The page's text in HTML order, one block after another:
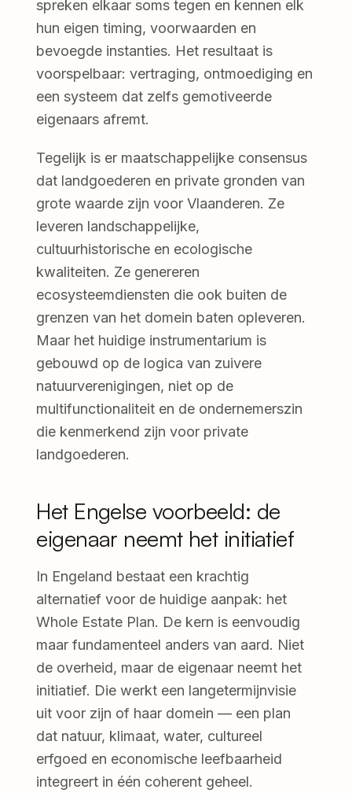
spreken elkaar soms tegen en kennen elk
hun eigen timing, voorwaarden en
bevoegde instanties. Het resultaat is
voorspelbaar: vertraging, ontmoediging en
een systeem dat zelfs gemotiveerde
eigenaars afremt.
Tegelijk is er maatschappelijke consensus
dat landgoederen en private gronden van
grote waarde zijn voor Vlaanderen. Ze
leveren landschappelijke,
cultuurhistorische en ecologische
kwaliteiten. Ze genereren
ecosysteemdiensten die ook buiten de
grenzen van het domein baten opleveren.
Maar het huidige instrumentarium is
gebouwd op de logica van zuivere
natuurverenigingen, niet op de
multifunctionaliteit en de ondernemerszin
die kenmerkend zijn voor private
landgoederen.
Het Engelse voorbeeld: de
eigenaar neemt het initiatief
In Engeland bestaat een krachtig
alternatief voor de huidige aanpak: het
Whole Estate Plan. De kern is eenvoudig
maar fundamenteel anders van aard. Niet
de overheid, maar de eigenaar neemt het
initiatief. Die werkt een langetermijnvisie
uit voor zijn of haar domein — een plan
dat natuur, klimaat, water, cultureel
erfgoed en economische leefbaarheid
integreert in één coherent geheel.